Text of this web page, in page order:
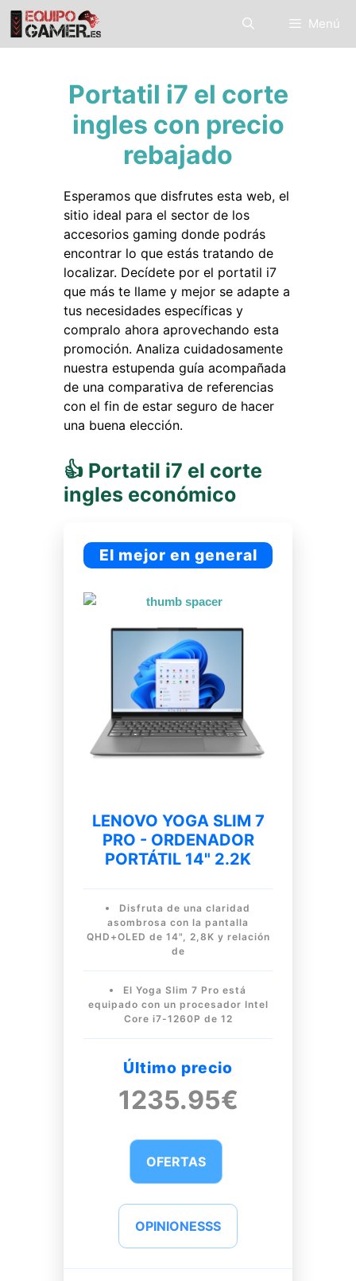
Saltar
contenido
Menú
Portatil i7 el corte
ingles con precio
rebajado
Esperamos que disfrutes esta web, el
sitio ideal para el sector de los
accesorios gaming donde podrás
encontrar lo que estás tratando de
localizar. Decídete por el portatil i7
que más te llame y mejor se adapte a
tus necesidades específicas y
compralo ahora aprovechando esta
promoción. Analiza cuidadosamente
nuestra estupenda guía acompañada
de una comparativa de referencias
con el fin de estar seguro de hacer
una buena elección.
👍 Portatil i7 el corte
ingles económico
El mejor en general
LENOVO YOGA SLIM 7
PRO - ORDENADOR
PORTÁTIL 14" 2.2K
Disfruta de una claridad
asombrosa con la pantalla
QHD+OLED de 14", 2,8K y relación
de
El Yoga Slim 7 Pro está
equipado con un procesador Intel
Core i7-1260P de 12
Último precio
1235.95€
OFERTAS
OPINIONESSS